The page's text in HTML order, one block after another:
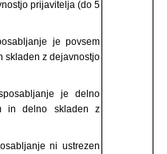
prijavitelja (do 5
je povsem
skladen z dejavnostjo
je delno
in delno skladen z
ni ustrezen